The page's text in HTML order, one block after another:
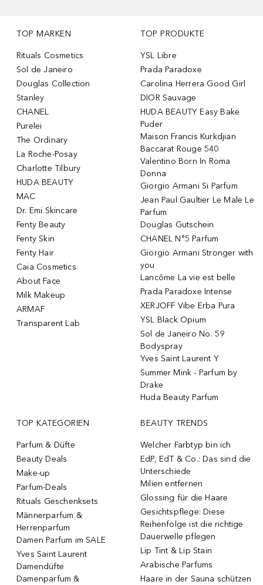
TOP MARKEN
Rituals Cosmetics
Sol de Janeiro
Douglas Collection
Stanley
CHANEL
Purelei
The Ordinary
La Roche-Posay
Charlotte Tilbury
HUDA BEAUTY
MAC
Dr. Emi Skincare
Fenty Beauty
Fenty Skin
Fenty Hair
Caia Cosmetics
About Face
Milk Makeup
ARMAF
Transparent Lab
TOP PRODUKTE
YSL Libre
Prada Paradoxe
Carolina Herrera Good Girl
DIOR Sauvage
HUDA BEAUTY Easy Bake
Puder
Maison Francis Kurkdjian
Baccarat Rouge 540
Valentino Born In Roma
Donna
Giorgio Armani Si Parfum
Jean Paul Gaultier Le Male Le
Parfum
Douglas Gutschein
CHANEL N°5 Parfum
Giorgio Armani Stronger with
you
Lancôme La vie est belle
Prada Paradoxe Intense
XERJOFF Vibe Erba Pura
YSL Black Opium
Sol de Janeiro No. 59
Bodyspray
Yves Saint Laurent Y
Summer Mink - Parfum by
Drake
Huda Beauty Parfum
TOP KATEGORIEN
Parfum & Düfte
Beauty Deals
Make-up
Parfum-Deals
Rituals Geschenksets
Männerparfum &
Herrenparfum
Damen Parfum im SALE
Yves Saint Laurent
Damendüfte
Damenparfum &
BEAUTY TRENDS
Welcher Farbtyp bin ich
EdP, EdT & Co.: Das sind die
Unterschiede
Milien entfernen
Glossing für die Haare
Gesichtspflege: Diese
Reihenfolge ist die richtige
Dauerwelle pflegen
Lip Tint & Lip Stain
Arabische Parfums
Haare in der Sauna schützen